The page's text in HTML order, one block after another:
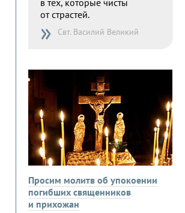
в тех, которые чисты
от страстей.
» Свт. Василий Великий
Просим молитв об упокоении
погибших священников
и прихожан